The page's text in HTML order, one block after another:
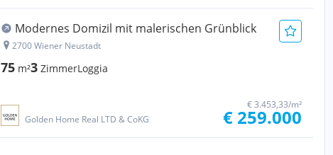
Modernes Domizil mit malerischen Grünblick
2700 Wiener Neustadt
75 m²3 ZimmerLoggia
Golden Home Real LTD & CoKG
€ 3.453,33/m²
€ 259.000